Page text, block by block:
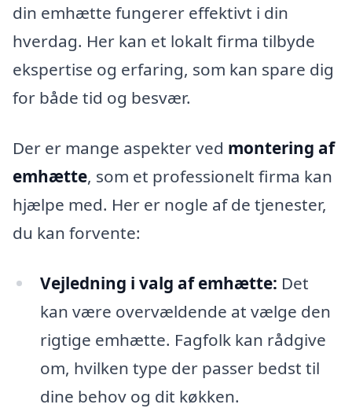
din emhætte fungerer effektivt i din
hverdag. Her kan et lokalt firma tilbyde
ekspertise og erfaring, som kan spare dig
for både tid og besvær.
Der er mange aspekter ved montering af
emhætte, som et professionelt firma kan
hjælpe med. Her er nogle af de tjenester,
du kan forvente:
Vejledning i valg af emhætte: Det
kan være overvældende at vælge den
rigtige emhætte. Fagfolk kan rådgive
om, hvilken type der passer bedst til
dine behov og dit køkken.